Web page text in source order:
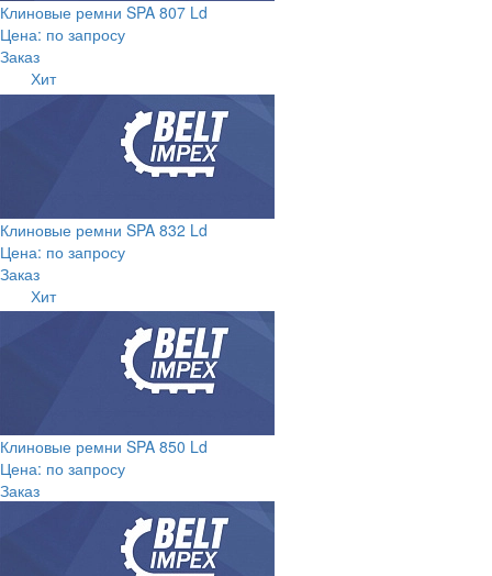
Клиновые ремни SPA 807 Ld
Цена: по запросу
Заказ
Хит
Клиновые ремни SPA 832 Ld
Цена: по запросу
Заказ
Хит
Клиновые ремни SPA 850 Ld
Цена: по запросу
Заказ